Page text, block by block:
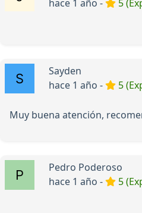
hace 1 año -
5
Sayden
hace 1 año -
5
Muy buena atención,
Pedro Poderoso
hace 1 año -
5